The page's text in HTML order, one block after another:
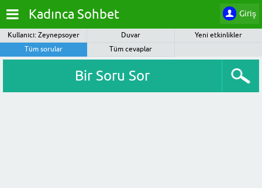
Giriş
Kadınca Sohbet
Kullanıcı: Zeynepsoyer Duvar
Yeni etkinlikler
Tüm sorular
Tüm cevaplar
Bir Soru Sor